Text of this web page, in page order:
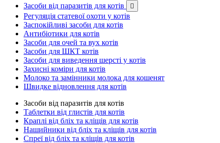
Засоби від паразитів для котів

Регуляція статевої охоти у котів
Заспокійливі засоби для котів
Антибіотики для котів
Засоби для очей та вух котів
Засоби для ШКТ котів
Засоби для виведення шерсті у котів
Захисні коміри для котів
Молоко та замінники молока для кошенят
Швидке відновлення для котів
Засоби від паразитів для котів
Таблетки від глистів для котів
Краплі від бліх та кліщів для котів
Нашийники від бліх та кліщів для котів
Спреї від бліх та кліщів для котів